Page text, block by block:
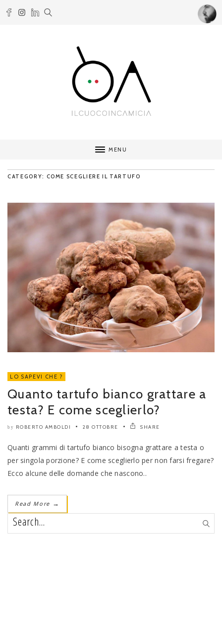
MENU
CATEGORY: COME SCEGLIERE IL TARTUFO
LO SAPEVI CHE ?
Quanto tartufo bianco grattare a
testa? E come sceglierlo?
by ROBERTO AMBOLDI 28 OTTOBRE SHARE
Quanti grammi di tartufo bianco bisogna grattare a testa o
per singola porzione? E come sceglierlo per non farsi fregare?
Ecco alcune delle domande che nascono..
Read More →